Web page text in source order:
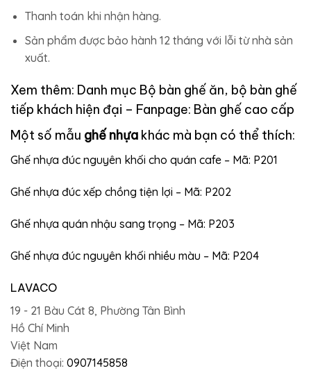
Thanh toán khi nhận hàng.
Sản phẩm được bảo hành 12 tháng với lỗi từ nhà sản
xuất.
Xem thêm: Danh mục Bộ bàn ghế ăn, bộ bàn ghế
tiếp khách hiện đại – Fanpage: Bàn ghế cao cấp
Một số mẫu ghế nhựa khác mà bạn có thể thích:
Ghế nhựa đúc nguyên khối cho quán cafe – Mã: P201
Ghế nhựa đúc xếp chồng tiện lợi – Mã: P202
Ghế nhựa quán nhậu sang trọng – Mã: P203
Ghế nhựa đúc nguyên khối nhiều màu – Mã: P204
LAVACO
19 - 21 Bàu Cát 8, Phường Tân Bình
Hồ Chí Minh
Việt Nam
Điện thoại: 0907145858